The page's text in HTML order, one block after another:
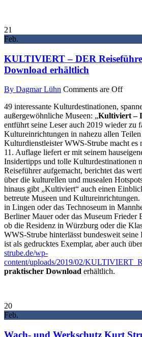
21
Feb.
KULTIVIERT – DER
Download erhältlich
By Dagmar Lühn Comments are Off
49 interessante Kulturdestinationen,
außergewöhnliche Museen: „Kultiviert –
entführt seine Leser auch 2019 wieder zu
Kultureinrichtungen in nahezu allen
Kulturdienstleister WWS-Strube macht es
11. Auflage liefert er mit seinem
Insidertipps und tolle Kulturdestinationen
Reiseführer aufgemacht, berichtet das
über die kulturellen und musealen
hinaus gibt „Kultiviert“ auch einen
betreute Museen und
in Lingen oder das Technoseum in
Berliner Mauer oder das Museum Frieder
ob die Residenz in Würzburg oder die
WWS-Strube hinterlässt bundesweit
ist als gedrucktes Exemplar, aber auch
strube.de/wp-
content/uploads/2019/02/
praktischer Download erhältlich.
20
Feb.
Wach- und Werkschutz Kurt